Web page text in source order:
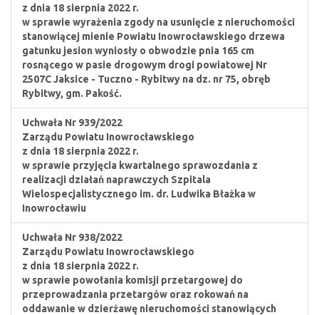
z dnia 18 sierpnia 2022 r.
w sprawie wyrażenia zgody na usunięcie z nieruchomości
stanowiącej mienie Powiatu Inowrocławskiego drzewa
gatunku jesion wyniosły o obwodzie pnia 165 cm
rosnącego w pasie drogowym drogi powiatowej Nr
2507C Jaksice - Tuczno - Rybitwy na dz. nr 75, obręb
Rybitwy, gm. Pakość.
Uchwała Nr 939/2022
Zarządu Powiatu Inowrocławskiego
z dnia 18 sierpnia 2022 r.
w sprawie przyjęcia kwartalnego sprawozdania z
realizacji działań naprawczych Szpitala
Wielospecjalistycznego im. dr. Ludwika Błażka w
Inowrocławiu
Uchwała Nr 938/2022
Zarządu Powiatu Inowrocławskiego
z dnia 18 sierpnia 2022 r.
w sprawie powołania komisji przetargowej do
przeprowadzania przetargów oraz rokowań na
oddawanie w dzierżawę nieruchomości stanowiących